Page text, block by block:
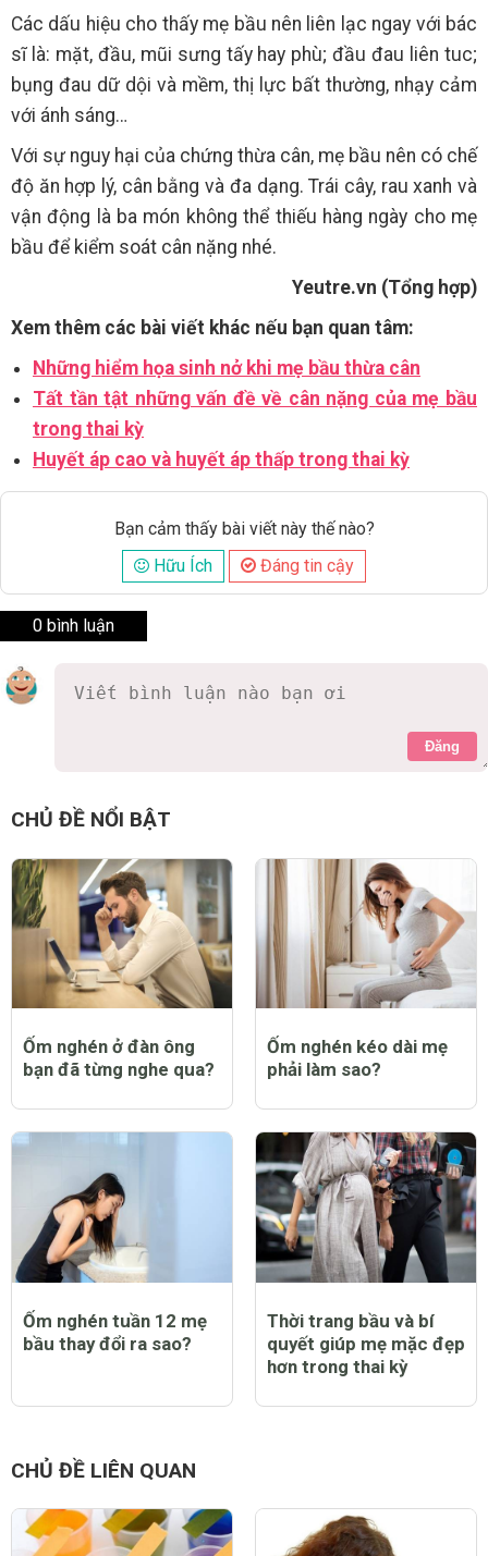
Các dấu hiệu cho thấy mẹ bầu nên liên lạc ngay với bác
sĩ là: mặt, đầu, mũi sưng tấy hay phù; đầu đau liên tuc;
bụng đau dữ dội và mềm, thị lực bất thường, nhạy cảm
với ánh sáng…
Với sự nguy hại của chứng thừa cân, mẹ bầu nên có chế
độ ăn hợp lý, cân bằng và đa dạng. Trái cây, rau xanh và
vận động là ba món không thể thiếu hàng ngày cho mẹ
bầu để kiểm soát cân nặng nhé.
Yeutre.vn (Tổng hợp)
Xem thêm các bài viết khác nếu bạn quan tâm:
Những hiểm họa sinh nở khi mẹ bầu thừa cân
Tất tần tật những vấn đề về cân nặng của mẹ bầu
trong thai kỳ
Huyết áp cao và huyết áp thấp trong thai kỳ
Bạn cảm thấy bài viết này thế nào?
Hữu Ích
Đáng tin cậy
0 bình luận
Đăng
CHỦ ĐỀ NỔI BẬT
Ốm nghén ở đàn ông
bạn đã từng nghe qua?
Ốm nghén kéo dài mẹ
phải làm sao?
Ốm nghén tuần 12 mẹ
bầu thay đổi ra sao?
Thời trang bầu và bí
quyết giúp mẹ mặc đẹp
hơn trong thai kỳ
CHỦ ĐỀ LIÊN QUAN